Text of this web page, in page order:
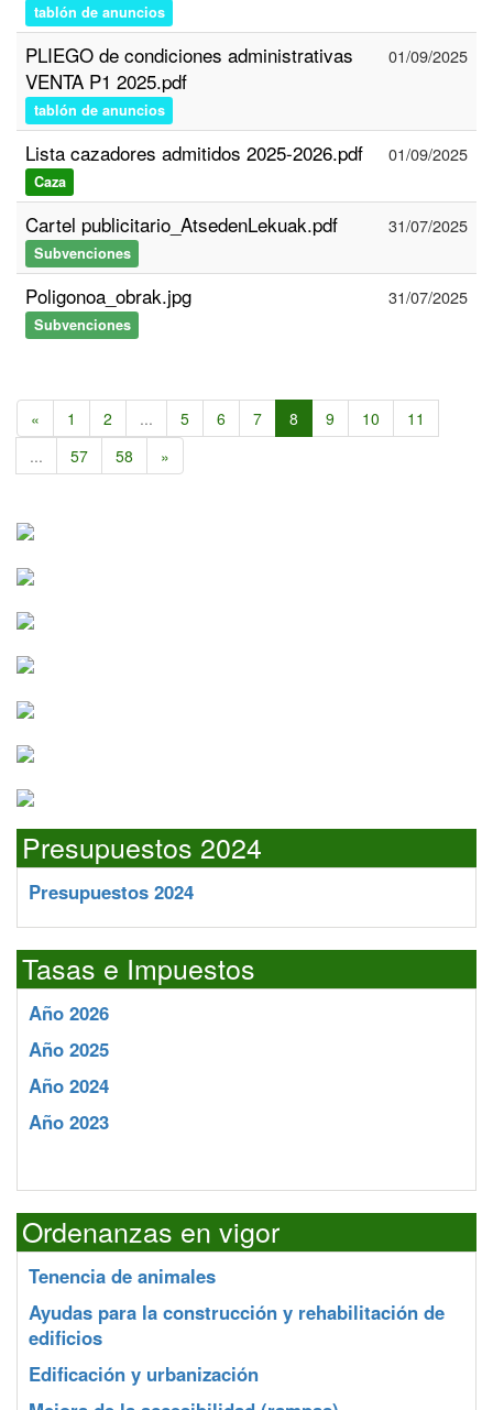
tablón de anuncios
PLIEGO de condiciones administrativas
VENTA P1 2025.pdf
tablón de anuncios
01/09/2025
Lista cazadores admitidos 2025-2026.pdf
Caza
01/09/2025
Cartel publicitario_AtsedenLekuak.pdf
Subvenciones
31/07/2025
Poligonoa_obrak.jpg
Subvenciones
31/07/2025
« 1 2 ... 5 6 7 8 9 10
11
...
57 58 »
Presupuestos 2024
Presupuestos 2024
Tasas e Impuestos
Año 2026
Año 2025
Año 2024
Año 2023
Ordenanzas en vigor
Tenencia de animales
Ayudas para la construcción y rehabilitación de
edificios
Edificación y urbanización